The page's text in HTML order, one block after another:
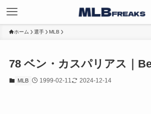
ホーム 選手 MLB
78ベン・カスパリアス｜
MLB 1999-02-11 2024-12-14